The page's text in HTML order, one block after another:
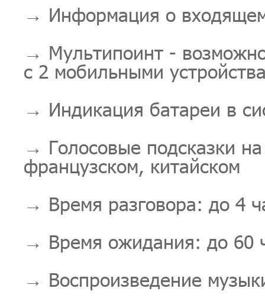
→ Информация о
→ Мультипоинт -
с 2 мобильными
→ Индикация батареи в
→ Голосовые подсказки
французском, китайском
→ Время разговора: до 4
→ Время ожидания: до 60
→ Воспроизведение